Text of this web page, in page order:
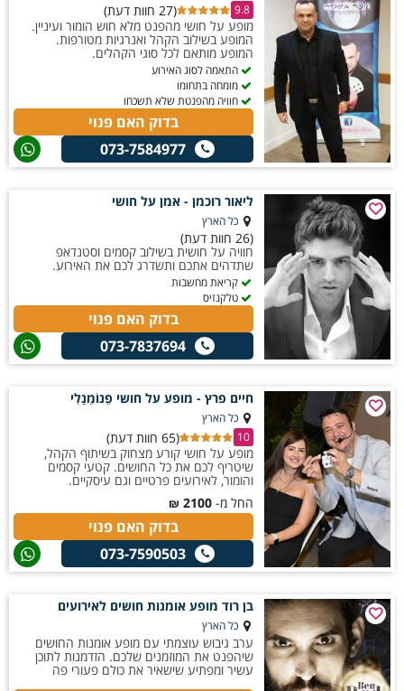
9.8
(27 חוות דעת)
מופע על חושי מהפנט מלא חוש הומור ועיניין.
המופע בשילוב הקהל ואנרגיות מטורפות.
המופע מותאם לכל סוגי הקהלים.
התאמה לסוג האירוע
מומחה בתחומו
חוויה מהפנטת שלא תשכחו
בדוק האם פנוי
073-7584977
ליאור רוכמן - אמן על חושי
כל הארץ
(26 חוות דעת)
חוויה על חושית בשילוב קסמים וסטנדאפ
שתדהים אתכם ותשדרג לכם את האירוע.
קריאת מחשבות
טלקנזיס
בדוק האם פנוי
073-7837694
חיים פרץ - מופע על חושי פֵנוֹמֵנָלִי
כל הארץ
10
(65 חוות דעת)
מופע על חושי קורע מצחוק בשיתוף הקהל,
שיטריף לכם את כל החושים. קטעי קסמים
והומור, לאירועים פרטיים וגם עיסקיים.
החל מ- 2100
₪
בדוק האם פנוי
073-7590503
בן רוד מופע אומנות חושים לאירועים
כל הארץ
ערב גיבוש עוצמתי עם מופע אומנות החושים
שיהפנט את המוזמנים שלכם. הזדמנות לתוכן
עשיר ומפתיע שישאיר את כולם פעורי פה